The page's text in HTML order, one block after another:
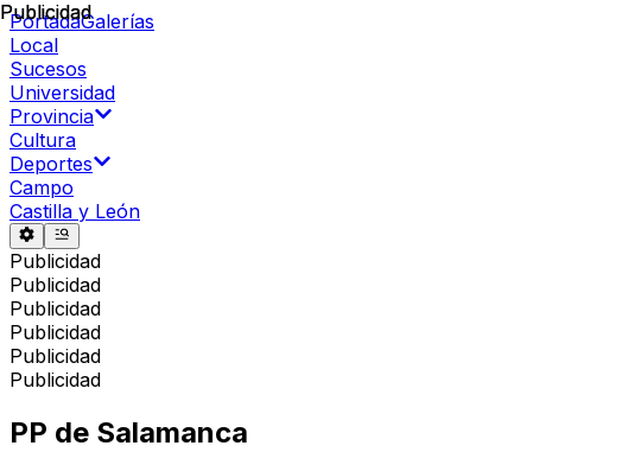
PortadaGalerías
Local
Sucesos
Universidad
Provincia
Cultura
Deportes
Campo
Castilla y León
Publicidad
Publicidad
Publicidad
Publicidad
Publicidad
Publicidad
Publicidad
PP de Salamanca
Publicidad